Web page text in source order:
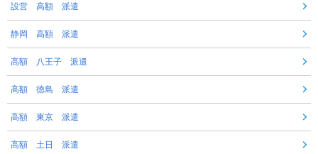
設営 高額 派遣
静岡 高額 派遣
高額 八王子 派遣
高額 徳島 派遣
高額 東京 派遣
高額 土日 派遣